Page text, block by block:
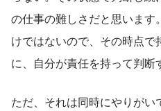
の仕事の難しさだと思いま
けではないので、その時点で
に、自分が責任を持って判断
ただ、それは同時にやりが